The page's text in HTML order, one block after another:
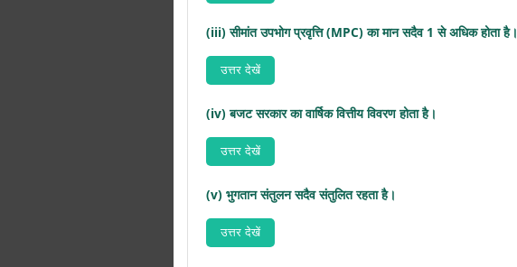
(iii) सीमांत उपभोग प्रवृत्ति (MPC) का मान सदैव 1 से अधिक होता है।
उत्तर देखें
(iv) बजट सरकार का वार्षिक वित्तीय विवरण होता है।
उत्तर देखें
(v) भुगतान संतुलन सदैव संतुलित रहता है।
उत्तर देखें